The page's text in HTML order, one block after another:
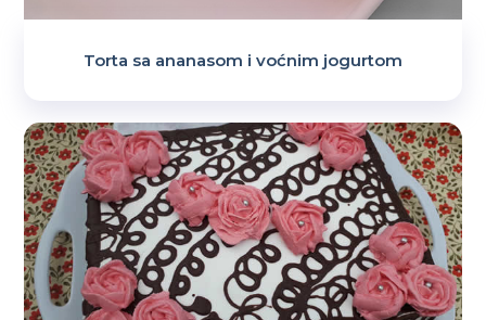
Torta sa ananasom i voćnim jogurtom